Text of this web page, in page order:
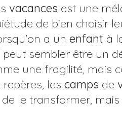
vacances est une
de bien choisir
a un enfant à
peut sembler être un
une fragilité, mais
les camps de
le transformer,